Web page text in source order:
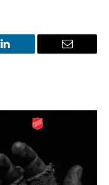
LinkedIn Email